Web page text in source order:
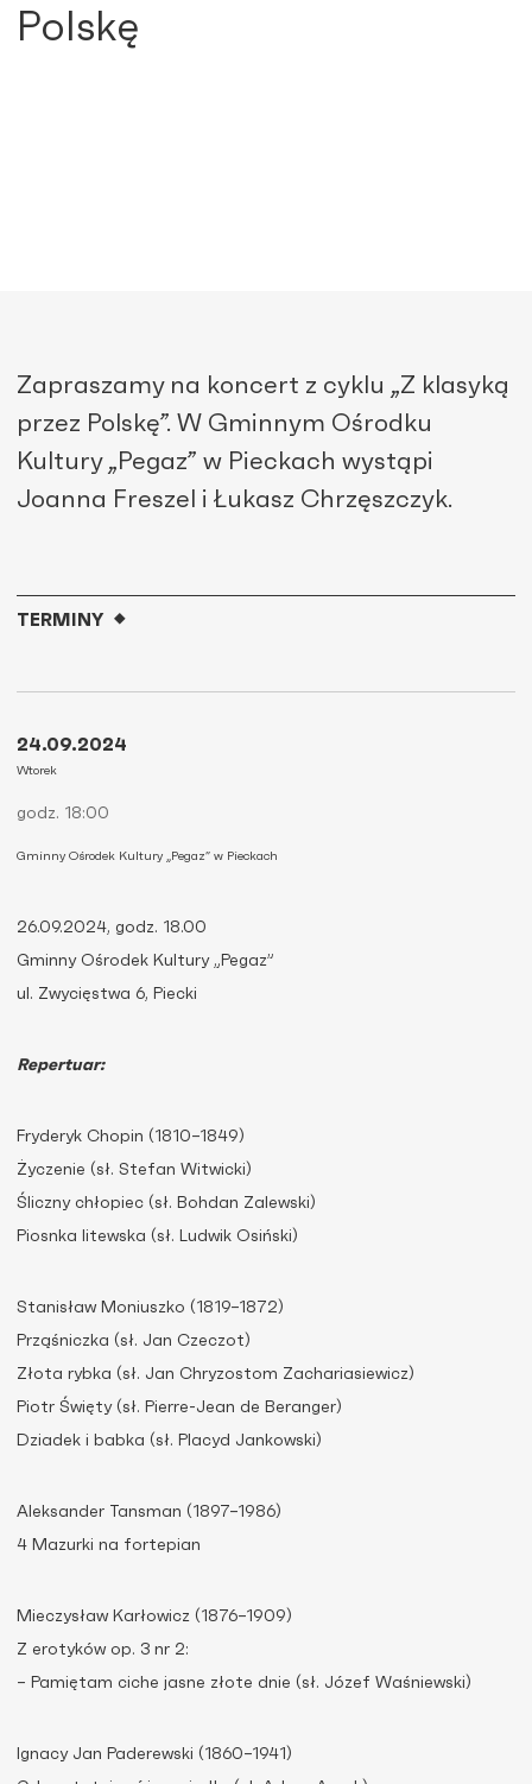
Polskę
Zapraszamy na koncert z cyklu „Z klasyką
przez Polskę”. W Gminnym Ośrodku
Kultury „Pegaz” w Pieckach wystąpi
Joanna Freszel i Łukasz Chrzęszczyk.
26.09.2024, godz. 18.00
Gminny Ośrodek Kultury „Pegaz”
ul. Zwycięstwa 6, Piecki
Repertuar:
Fryderyk Chopin (1810–1849)
Życzenie (sł. Stefan Witwicki)
Śliczny chłopiec (sł. Bohdan Zalewski)
Piosnka litewska (sł. Ludwik Osiński)
Stanisław Moniuszko (1819–1872)
Prząśniczka (sł. Jan Czeczot)
Złota rybka (sł. Jan Chryzostom Zachariasiewicz)
Piotr Święty (sł. Pierre-Jean de Beranger)
Dziadek i babka (sł. Placyd Jankowski)
Aleksander Tansman (1897–1986)
4 Mazurki na fortepian
Mieczysław Karłowicz (1876–1909)
Z erotyków op. 3 nr 2:
– Pamiętam ciche jasne złote dnie (sł. Józef Waśniewski)
Ignacy Jan Paderewski (1860–1941)
TERMINY
24.09.2024
Wtorek
godz. 18:00
Gminny Ośrodek Kultury „Pegaz” w Pieckach